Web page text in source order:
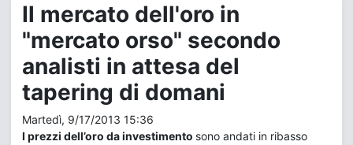
Il mercato dell'oro in
"mercato orso" secondo
analisti in attesa del
tapering di domani
Martedì, 9/17/2013 15:36
I prezzi dell’oro da investimento sono andati in ribasso